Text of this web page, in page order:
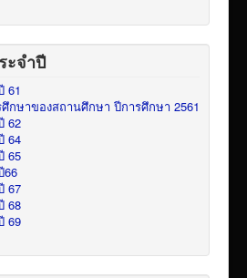
ะจำปี
61
ษาของสถานศึกษา ปีการศึกษา 2561
62
64
65
66
67
68
69